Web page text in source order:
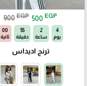
900 EGP 500 EGP
4
يوم
2
ساعة
54
دقيقة
59
ثانية
ترنج اديداس